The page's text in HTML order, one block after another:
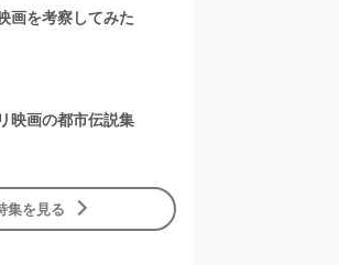
画を考察してみた
映画の都市伝説集
集を見る